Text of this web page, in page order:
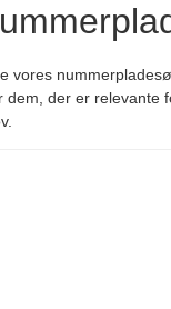
vores
der er relevante